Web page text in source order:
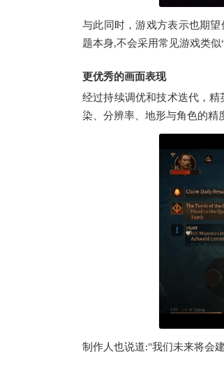
与此同时，游戏方表示也期
题本身,不会采用常见游戏类似
更优秀的画面表现
经过持续调优和技术迭代，
染、分辨率、地形与角色的精
制作人也说道:"我们未来将会